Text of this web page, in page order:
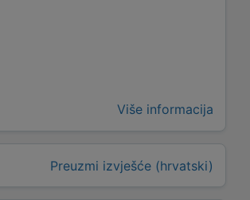
Više informacija
Preuzmi izvješće (hrvatski)